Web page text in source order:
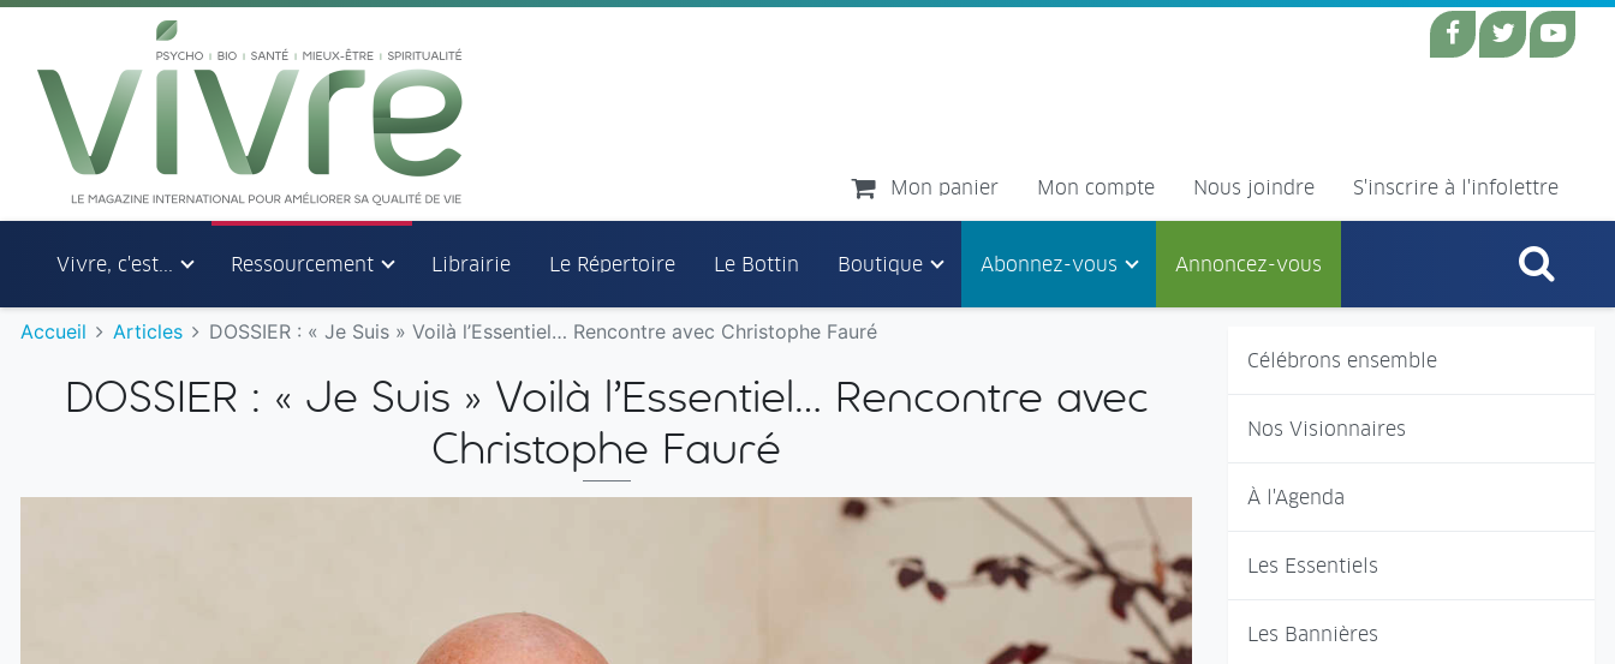
Aller au menu principal
Aller au contenu principal
Mon panier Mon compte Nous joindre S'inscrire à l'infolettre
Vivre, c'est... Ressourcement Librairie Le Répertoire Le Bottin Boutique Abonnez-vous Annoncez-vous
Célébrons ensemble
Nos Visionnaires
À l'Agenda
Les Essentiels
Les Bannières
Accueil Articles DOSSIER : « Je Suis » Voilà l’Essentiel… Rencontre avec Christophe Fauré
DOSSIER : « Je Suis » Voilà l’Essentiel… Rencontre avec
Christophe Fauré